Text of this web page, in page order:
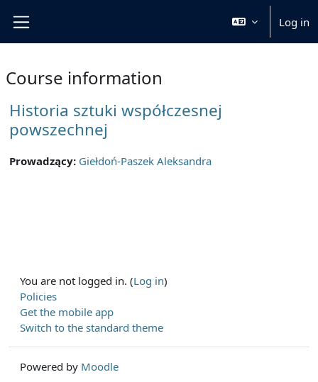
Log in
Course information
Historia sztuki współczesnej
powszechnej
Prowadzący: Giełdoń-Paszek Aleksandra
You are not logged in. (Log in)
Policies
Get the mobile app
Switch to the standard theme
Powered by Moodle